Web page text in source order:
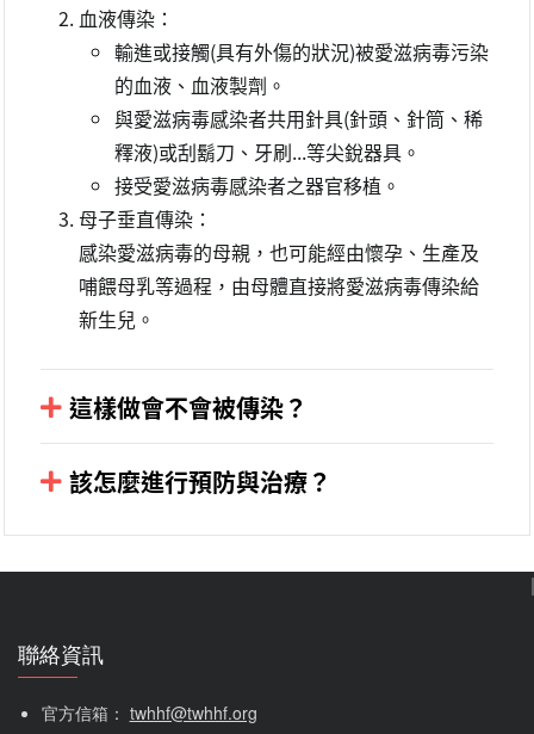
血液傳染：
輸進或接觸(具有外傷的狀況)被愛滋病毒污染
的血液、血液製劑。
與愛滋病毒感染者共用針具(針頭、針筒、稀
釋液)或刮鬍刀、牙刷...等尖銳器具。
接受愛滋病毒感染者之器官移植。
母子垂直傳染：
感染愛滋病毒的母親，也可能經由懷孕、生產及
哺餵母乳等過程，由母體直接將愛滋病毒傳染給
新生兒。
這樣做會不會被傳染？
倘若水中具有愛滋病毒且皮膚具有傷口
不會。愛滋病毒無法存活於淡水、海水或泳池消
並無感染愛滋病毒之虞。
與感染者接吻或者接觸到其唾液、眼淚、汗水
未發現過有愛滋病毒的存在。
該怎麼進行預防與治療？
感染愛滋病毒，經醫師評估需進行預防性投藥
聯絡資訊
官方信箱： twhhf@twhhf.org